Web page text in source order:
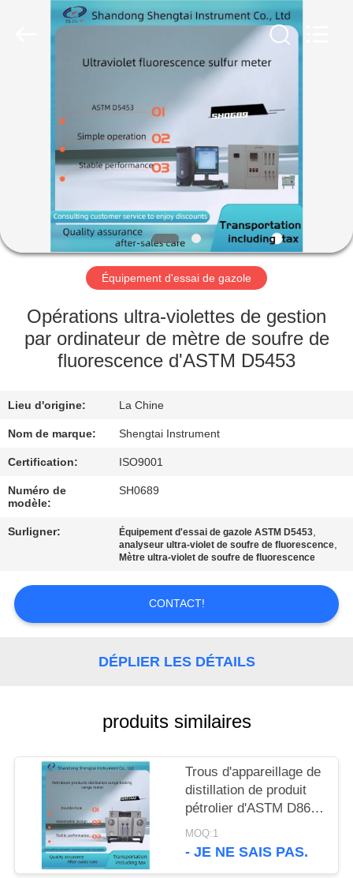
PRODUITS
SUJET
DE
NOUS
VISITE
D'USINE
DE
QUALITÉ
CONTACTEZ-
NOUS
DEMANDEZ
UNE
CITATION
PRIVACY
POLICY
Équipement d'essai de gazole
Opérations ultra-violettes de gestion
par ordinateur de mètre de soufre de
fluorescence d'ASTM D5453
Lieu d'origine: La Chine
Nom de marque: Shengtai Instrument
Certification: ISO9001
Numéro de
modèle:
SH0689
Surligner: Équipement d'essai de gazole ASTM D5453,
analyseur ultra-violet de soufre de fluorescence,
Mètre ultra-violet de soufre de fluorescence
CONTACT!
DÉPLIER LES DÉTAILS
produits similaires
Trous d'appareillage de
distillation de produit
pétrolier d'ASTM D86
doubles
MOQ:1
- JE NE SAIS PAS.